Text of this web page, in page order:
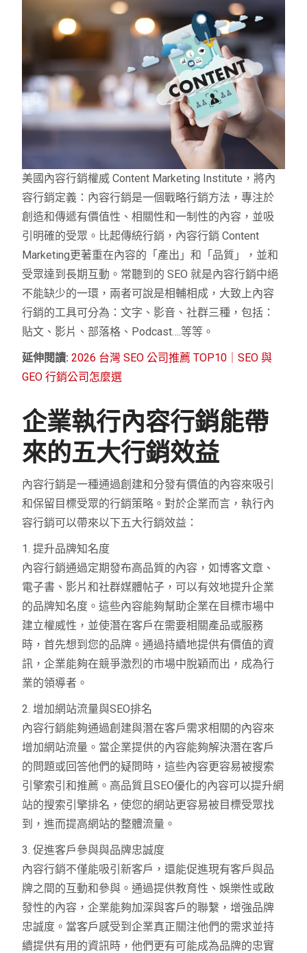
美國內容行銷權威 Content Marketing Institute，將內
容行銷定義：內容行銷是一個戰略行銷方法，專注於
創造和傳遞有價值性、相關性和一制性的內容，並吸
引明確的受眾。 比起傳統行銷，內容行銷 Content
Marketing更著重在內容的「產出」和「品質」，並和
受眾達到長期互動。常聽到的 SEO 就是內容行銷中絕
不能缺少的一環，兩者可說是相輔相成，大致上內容
行銷的工具可分為：文字、影音、社群三種，包括：
貼文、影片、部落格、Podcast….等等。
延伸閱讀: 2026 台灣 SEO 公司推薦 TOP10｜SEO 與
GEO 行銷公司怎麼選
企業執行內容行銷能帶
來的五大行銷效益
內容行銷是一種通過創建和分發有價值的內容來吸引
和保留目標受眾的行銷策略。對於企業而言，執行內
容行銷可以帶來以下五大行銷效益：
1. 提升品牌知名度
內容行銷通過定期發布高品質的內容，如博客文章、
電子書、影片和社群媒體帖子，可以有效地提升企業
的品牌知名度。這些內容能夠幫助企業在目標市場中
建立權威性，並使潛在客戶在需要相關產品或服務
時，首先想到您的品牌。通過持續地提供有價值的資
訊，企業能夠在競爭激烈的市場中脫穎而出，成為行
業的領導者。
2. 增加網站流量與SEO排名
內容行銷能夠通過創建與潛在客戶需求相關的內容來
增加網站流量。當企業提供的內容能夠解決潛在客戶
的問題或回答他們的疑問時，這些內容更容易被搜索
引擎索引和推薦。高品質且SEO優化的內容可以提升網
站的搜索引擎排名，使您的網站更容易被目標受眾找
到，進而提高網站的整體流量。
3. 促進客戶參與與品牌忠誠度
內容行銷不僅能吸引新客戶，還能促進現有客戶與品
牌之間的互動和參與。通過提供教育性、娛樂性或啟
發性的內容，企業能夠加深與客戶的聯繫，增強品牌
忠誠度。當客戶感受到企業真正關注他們的需求並持
續提供有用的資訊時，他們更有可能成為品牌的忠實